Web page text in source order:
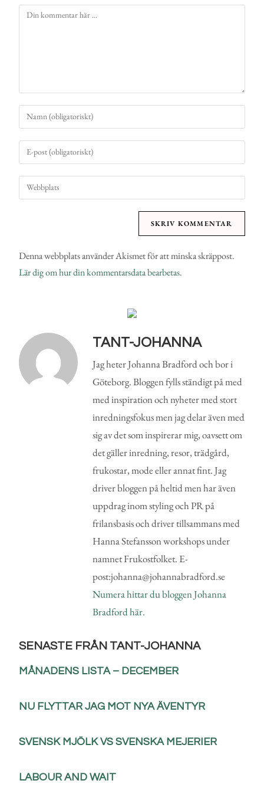
Denna webbplats använder Akismet för att minska skräppost.
Lär dig om hur din kommentarsdata bearbetas.
TANT-JOHANNA
Jag heter Johanna Bradford och bor i
Göteborg. Bloggen fylls ständigt på med
med inspiration och nyheter med stort
inredningsfokus men jag delar även med
sig av det som inspirerar mig, oavsett om
det gäller inredning, resor, trädgård,
frukostar, mode eller annat fint. Jag
driver bloggen på heltid men har även
uppdrag inom styling och PR på
frilansbasis och driver tillsammans med
Hanna Stefansson workshops under
namnet Frukostfolket. E-
post:johanna@johannabradford.se
Numera hittar du bloggen Johanna
Bradford här.
SENASTE FRÅN TANT-JOHANNA
MÅNADENS LISTA – DECEMBER
NU FLYTTAR JAG MOT NYA ÄVENTYR
SVENSK MJÖLK VS SVENSKA MEJERIER
LABOUR AND WAIT